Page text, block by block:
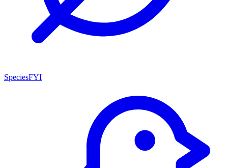
SpeciesFYI